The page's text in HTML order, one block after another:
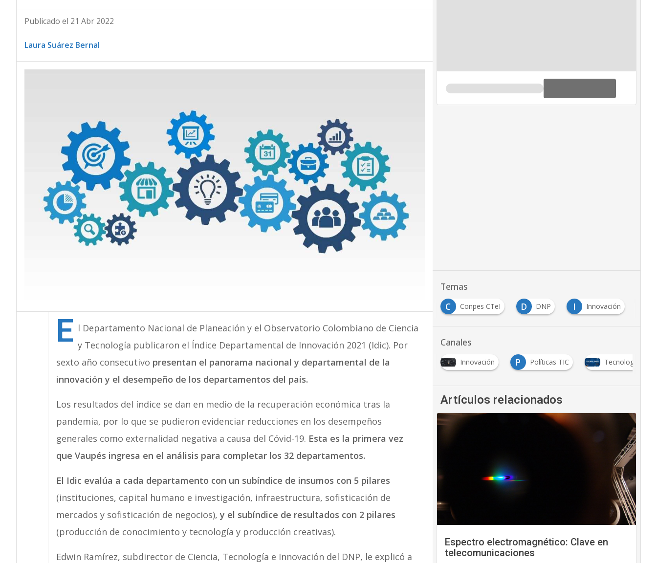
Publicado el 21 Abr 2022
Laura Suárez Bernal
E l Departamento Nacional de Planeación y el Observatorio Colombiano de Ciencia
y Tecnología publicaron el Índice Departamental de Innovación 2021 (Idic). Por
sexto año consecutivo presentan el panorama nacional y departamental de la
innovación y el desempeño de los departamentos del país.
Los resultados del índice se dan en medio de la recuperación económica tras la
pandemia, por lo que se pudieron evidenciar reducciones en los desempeños
generales como externalidad negativa a causa del Cóvid-19. Esta es la primera vez
que Vaupés ingresa en el análisis para completar los 32 departamentos.
El Idic evalúa a cada departamento con un subíndice de insumos con 5 pilares
(instituciones, capital humano e investigación, infraestructura, sofisticación de
mercados y sofisticación de negocios),y el subíndice de resultados con 2 pilares
(producción de conocimiento y tecnología y producción creativas).
Edwin Ramírez, subdirector de Ciencia, Tecnología e Innovación del DNP, le explicó a
Temas
C Conpes CTeI D DNP I Innovación
Canales
Innovación P Políticas TIC Tecnología
Artículos relacionados
Espectro electromagnético: Clave en
telecomunicaciones